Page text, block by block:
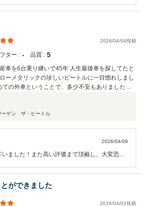
いますが、気に入って頂いたお車ですから、
ライフを安全にお送り頂けるように、遠方でも
て頂きます。いつでも弊社へご相談ください。
します。
2026/04/04投稿
ター : ‐ 品質 : 5
車を6台乗り継いで45年 人生最後車を探してたと
ーメタリックの珍しいビートルに一目惚れしまし
の外車ということで、多少不安もありましたが
明してくれました 車全般に博学で非常に個性的で
できました
ーゲン ザ・ビートル
2026/04/09
ました！また高い評価まで頂戴し、大変恐縮
お送り頂けるように、遠方でも最大限サポー
つでも弊社へご相談ください。今後とも宜し
ができました
2026/04/02投稿